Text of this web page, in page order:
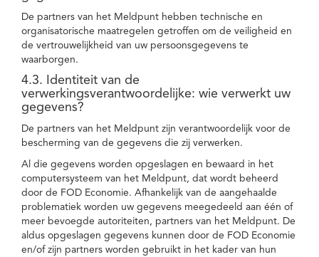
De partners van het Meldpunt hebben technische en
organisatorische maatregelen getroffen om de veiligheid en
de vertrouwelijkheid van uw persoonsgegevens te
waarborgen.
4.3. Identiteit van de
verwerkingsverantwoordelijke: wie verwerkt uw
gegevens?
De partners van het Meldpunt zijn verantwoordelijk voor de
bescherming van de gegevens die zij verwerken.
Al die gegevens worden opgeslagen en bewaard in het
computersysteem van het Meldpunt, dat wordt beheerd
door de FOD Economie. Afhankelijk van de aangehaalde
problematiek worden uw gegevens meegedeeld aan één of
meer bevoegde autoriteiten, partners van het Meldpunt. De
aldus opgeslagen gegevens kunnen door de FOD Economie
en/of zijn partners worden gebruikt in het kader van hun